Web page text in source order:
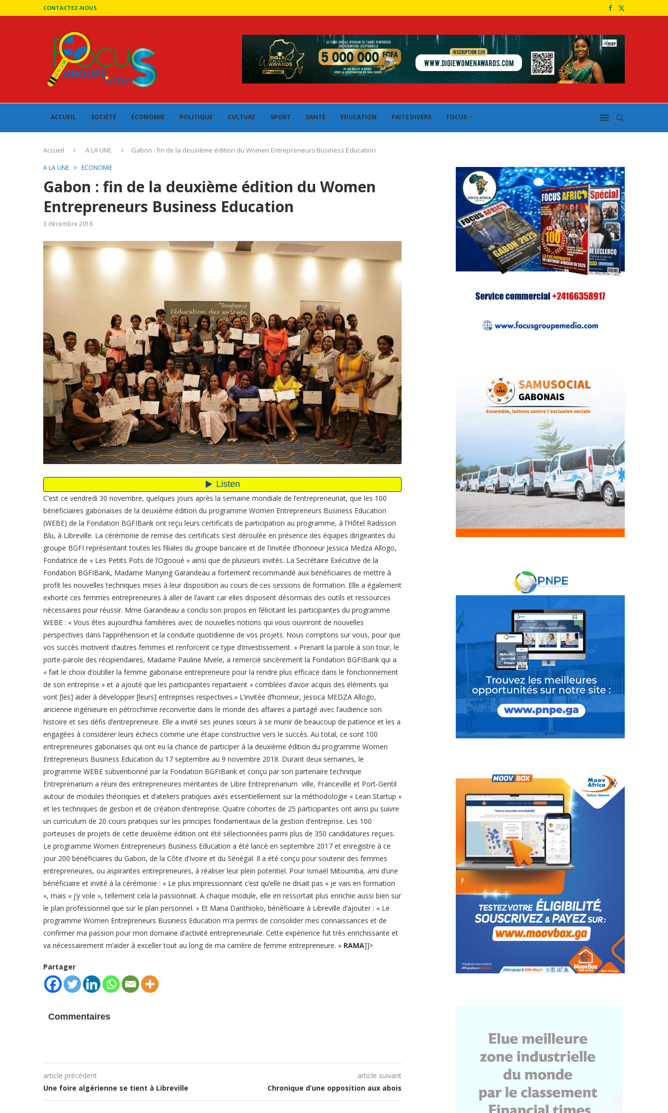
CONTACTEZ-NOUS
ACCUEIL SOCIÉTÉ ÉCONOMIE POLITIQUE CULTURE SPORT SANTÉ EDUCATION FAITS DIVERS FOCUS
Accueil A LA UNE Gabon : fin de la deuxième édition du Women Entrepreneurs Business Education
A LA UNE ÉCONOMIE
Gabon : fin de la deuxième édition du Women
Entrepreneurs Business Education
3 décembre 2018
C’est ce vendredi 30 novembre, quelques jours après la semaine mondiale de l’entrepreneuriat, que les 100
bénéficiaires gabonaises de la deuxième édition du programme Women Entrepreneurs Business Education
(WEBE) de la Fondation BGFIBank ont reçu leurs certificats de participation au programme, à l’Hôtel Radisson
Blu, à Libreville. La cérémonie de remise des certificats s’est déroulée en présence des équipes dirigeantes du
groupe BGFI représentant toutes les filiales du groupe bancaire et de l’invitée d’honneur Jessica Medza Allogo,
Fondatrice de « Les Petits Pots de l’Ogooué » ainsi que de plusieurs invités. La Secrétaire Exécutive de la
Fondation BGFIBank, Madame Manying Garandeau a fortement recommandé aux bénéficiaires de mettre à
profit les nouvelles techniques mises à leur disposition au cours de ces sessions de formation. Elle a également
exhorté ces femmes entrepreneures à aller de l’avant car elles disposent désormais des outils et ressources
nécessaires pour réussir. Mme Garandeau a conclu son propos en félicitant les participantes du programme
WEBE : « Vous êtes aujourd’hui familières avec de nouvelles notions qui vous ouvriront de nouvelles
perspectives dans l’appréhension et la conduite quotidienne de vos projets. Nous comptons sur vous, pour que
vos succès motivent d’autres femmes et renforcent ce type d’investissement. » Prenant la parole à son tour, le
porte-parole des récipiendaires, Madame Pauline Mvele, a remercié sincèrement la Fondation BGFIBank qui a
« fait le choix d’outiller la femme gabonaise entrepreneure pour la rendre plus efficace dans le fonctionnement
de son entreprise » et a ajouté que les participantes repartaient « comblées d’avoir acquis des éléments qui
vont [les] aider à développer [leurs] entreprises respectives.» L’invitée d’honneur, Jessica MEDZA Allogo,
ancienne ingénieure en pétrochimie reconvertie dans le monde des affaires a partagé avec l’audience son
histoire et ses défis d’entrepreneure. Elle a invité ses jeunes sœurs à se munir de beaucoup de patience et les a
engagées à considérer leurs échecs comme une étape constructive vers le succès. Au total, ce sont 100
entrepreneures gabonaises qui ont eu la chance de participer à la deuxième édition du programme Women
Entrepreneurs Business Education du 17 septembre au 9 novembre 2018. Durant deux semaines, le
programme WEBE subventionné par la Fondation BGFIBank et conçu par son partenaire technique
Entreprenarium a réuni des entrepreneures méritantes de Libre Entreprenarium ville, Franceville et Port-Gentil
autour de modules théoriques et d’ateliers pratiques axés essentiellement sur la méthodologie « Lean Startup »
et les techniques de gestion et de création d’entreprise. Quatre cohortes de 25 participantes ont ainsi pu suivre
un curriculum de 20 cours pratiques sur les principes fondamentaux de la gestion d’entreprise. Les 100
porteuses de projets de cette deuxième édition ont été sélectionnées parmi plus de 350 candidatures reçues.
Le programme Women Entrepreneurs Business Education a été lancé en septembre 2017 et enregistre à ce
jour 200 bénéficiaires du Gabon, de la Côte d’Ivoire et du Sénégal. Il a été conçu pour soutenir des femmes
entrepreneures, ou aspirantes entrepreneures, à réaliser leur plein potentiel. Pour Ismaël Mitoumba, ami d’une
bénéficiaire et invité à la cérémonie : « Le plus impressionnant c’est qu’elle ne disait pas « je vais en formation
», mais « j’y vole », tellement cela la passionnait. A chaque module, elle en ressortait plus enrichie aussi bien sur
le plan professionnel que sur le plan personnel. » Et Mana Danthioko, bénéficiaire à Libreville d’ajouter : « Le
programme Women Entrepreneurs Business Education m’a permis de consolider mes connaissances et de
confirmer ma passion pour mon domaine d’activité entrepreneuriale. Cette expérience fut très enrichissante et
va nécessairement m’aider à exceller tout au long de ma carrière de femme entrepreneure. » RAMA]]>
Partager
Commentaires
article précédent
Une foire algérienne se tient à Libreville
article suivant
Chronique d’une opposition aux abois